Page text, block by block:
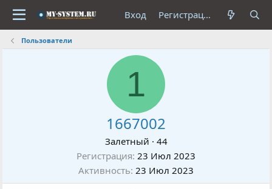
Вход Регистрация
Пользователи
1
1667002
Залетный · 44
Регистрация 23 Июл 2023
Активность 23 Июл 2023